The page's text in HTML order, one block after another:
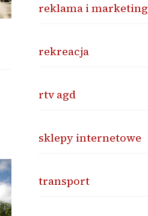
reklama i marketing
rekreacja
rtv agd
sklepy internetowe
transport